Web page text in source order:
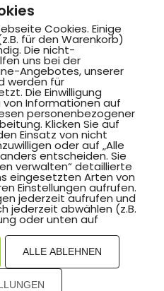
2008
9,
Hamm
2008 e.V.
by PASSGEBER
Cookies. Einige
für den Warenkorb)
Die nicht-
uns bei der
Angebotes, unserer
werden für
Die Einwilligung
Informationen auf
personenbezogener
Klicken Sie auf
Einsatz von nicht
oder auf „Alle
entscheiden. Sie
verwalten“ detaillierte
eingesetzten Arten von
Einstellungen aufrufen.
jederzeit aufrufen und
jederzeit abwählen (z.B.
oder unten auf
ALLE ABLEHNEN